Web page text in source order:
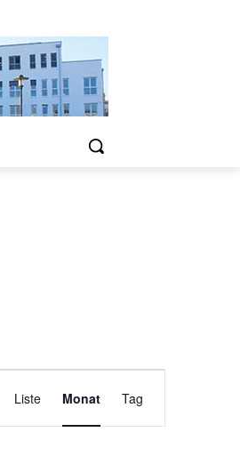
Ansichten-
Liste Monat Tag